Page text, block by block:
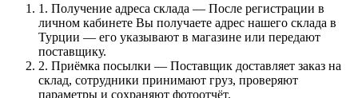
1. Получение адреса склада — После регистрации в
личном кабинете Вы получаете адрес нашего склада в
Турции — его указывают в магазине или передают
поставщику.
2. Приёмка посылки — Поставщик доставляет заказ на
склад, сотрудники принимают груз, проверяют
параметры и сохраняют фотоотчёт.